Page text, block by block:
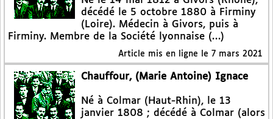
décédé le 5 octobre 1880 à Firminy
(Loire). Médecin à Givors, puis à
Firminy. Membre de la Société lyonnaise (…)
Article mis en ligne le 7 mars 2021
Chauffour, (Marie Antoine) Ignace
Né à Colmar (Haut-Rhin), le 13
janvier 1808 ; décédé à Colmar (alors